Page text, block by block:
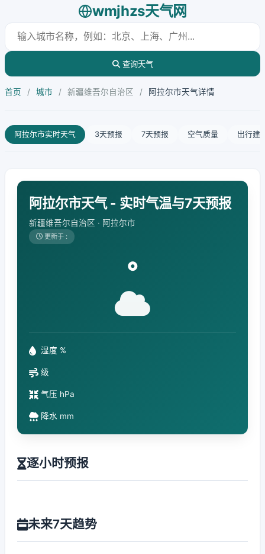
wmjhzs天气网
查询天气
首页 / 城市 / 新疆维吾尔自治区 / 阿拉尔市天气详情
阿拉尔市实时天气 3天预报 7天预报 空气质量 出行建
阿拉尔市天气 - 实时气温与7天预报
新疆维吾尔自治区 · 阿拉尔市
更新于 :
°
湿度 %
级
气压 hPa
降水 mm
逐小时预报
未来7天趋势